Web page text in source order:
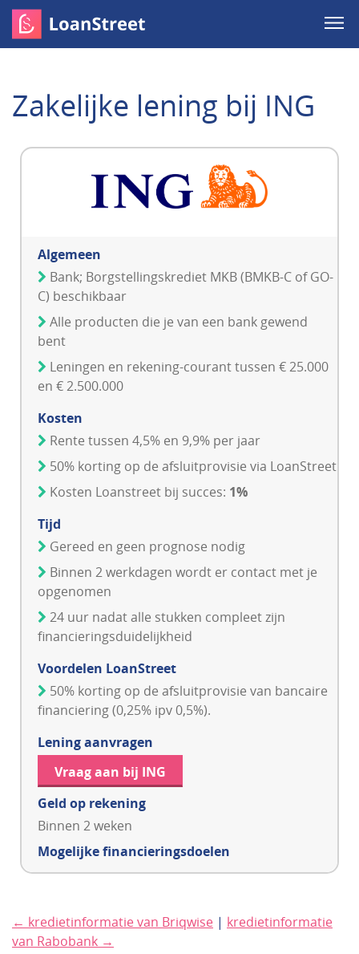
Zakelijke lening bij ING
Algemeen
Bank; Borgstellingskrediet MKB (BMKB-C of GO-
C) beschikbaar
Alle producten die je van een bank gewend
bent
Leningen en rekening-courant tussen € 25.000
en € 2.500.000
Kosten
Rente tussen 4,5% en 9,9% per jaar
50% korting op de afsluitprovisie via LoanStreet
Kosten Loanstreet bij succes: 1%
Tijd
Gereed en geen prognose nodig
Binnen 2 werkdagen wordt er contact met je
opgenomen
24 uur nadat alle stukken compleet zijn
financieringsduidelijkheid
Voordelen LoanStreet
50% korting op de afsluitprovisie van bancaire
financiering (0,25% ipv 0,5%).
Lening aanvragen
Vraag aan bij ING
Geld op rekening
Binnen 2 weken
Mogelijke financieringsdoelen
← kredietinformatie van Briqwise | kredietinformatie
van Rabobank →